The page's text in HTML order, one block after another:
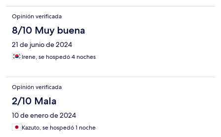
Opinión verificada
8/10 Muy buena
21 de junio de 2024
Irene, se hospedó 4 noches
Opinión verificada
2/10 Mala
10 de enero de 2024
Kazuto, se hospedó 1 noche